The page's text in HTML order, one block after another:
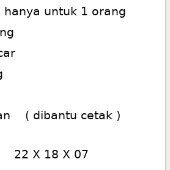
hanya untuk 1 orang
( dibantu cetak )
22 X 18 X 07